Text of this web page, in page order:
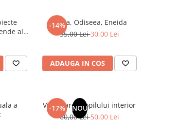
-14%
Iliada, Odiseea, Eneida
35,00 Lei30,00 Lei
ADAUGA IN COS
a
-17% NOU
Vindecarea copilului interior
60,00 Lei50,00 Lei